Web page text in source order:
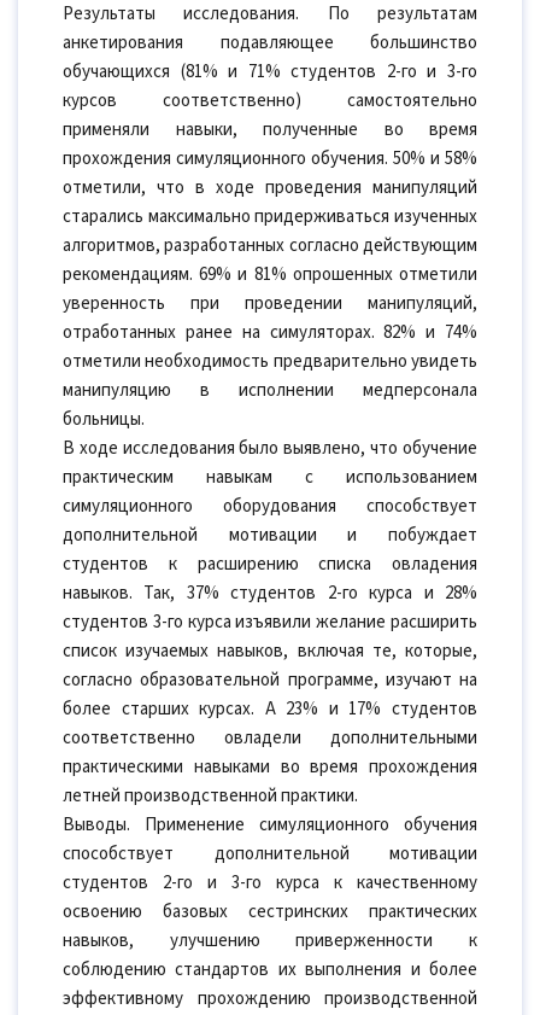
Результаты исследования. По результатам
анкетирования подавляющее большинство
обучающихся (81% и 71% студентов 2-го и 3-го
курсов соответственно) самостоятельно
применяли навыки, полученные во время
прохождения симуляционного обучения. 50% и 58%
отметили, что в ходе проведения манипуляций
старались максимально придерживаться изученных
алгоритмов, разработанных согласно действующим
рекомендациям. 69% и 81% опрошенных отметили
уверенность при проведении манипуляций,
отработанных ранее на симуляторах. 82% и 74%
отметили необходимость предварительно увидеть
манипуляцию в исполнении медперсонала
больницы.
В ходе исследования было выявлено, что обучение
практическим навыкам с использованием
симуляционного оборудования способствует
дополнительной мотивации и побуждает
студентов к расширению списка овладения
навыков. Так, 37% студентов 2-го курса и 28%
студентов 3-го курса изъявили желание расширить
список изучаемых навыков, включая те, которые,
согласно образовательной программе, изучают на
более старших курсах. А 23% и 17% студентов
соответственно овладели дополнительными
практическими навыками во время прохождения
летней производственной практики.
Выводы. Применение симуляционного обучения
способствует дополнительной мотивации
студентов 2-го и 3-го курса к качественному
освоению базовых сестринских практических
навыков, улучшению приверженности к
соблюдению стандартов их выполнения и более
эффективному прохождению производственной